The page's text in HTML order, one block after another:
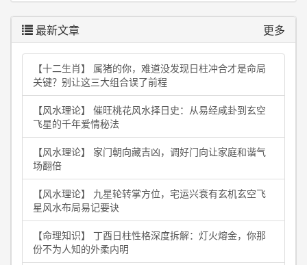
最新文章 更多
【十二生肖】 属猪的你，难道没发现日柱冲合才是命局
关键？别让这三大组合误了前程
【风水理论】 催旺桃花风水择日史：从易经咸卦到玄空
飞星的千年爱情秘法
【风水理论】 家门朝向藏吉凶，调好门向让家庭和谐气
场翻倍
【风水理论】 九星轮转掌方位，宅运兴衰有玄机玄空飞
星风水布局易记要诀
【命理知识】 丁酉日柱性格深度拆解：灯火熔金，你那
份不为人知的外柔内明